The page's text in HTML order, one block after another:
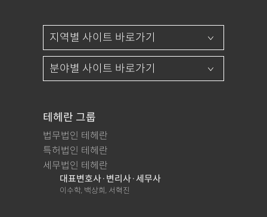
테헤란 그룹
법무법인 테헤란
특허법인 테헤란
세무법인 테헤란
대표변호사·변리사·세무사
이수학, 백상희, 서혁진